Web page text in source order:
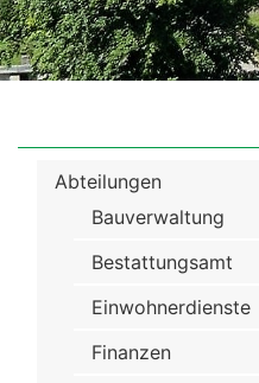
Menü
Verwaltung
Abteilungen
Bauverwaltung
Bestattungsamt
Einwohnerdienste
Finanzen